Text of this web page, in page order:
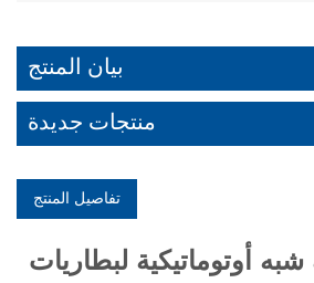
بيان المنتج
منتجات جديدة
تفاصيل المنتج
أوتوماتيكية لبطاريات